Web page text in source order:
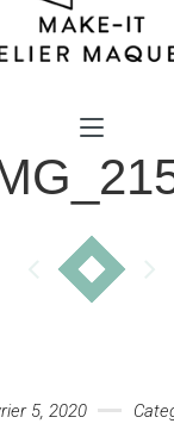
5, 2020